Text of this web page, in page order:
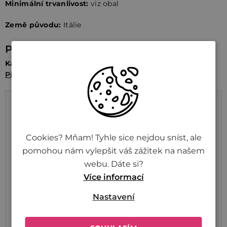
Minimální trvanlivost: viz obal
Země původu: Itálie
Parametry
Kategorie
Přílohy a trvanlivé
Těstoviny a nudle
Výživové údaje na 100 g
z toho nasycené mastné
z toho cukry 4,0 g
Cookies? Mňam! Tyhle sice nejdou sníst, ale
pomohou nám vylepšit váš zážitek na našem
webu. Dáte si?
Více informací
Nastavení